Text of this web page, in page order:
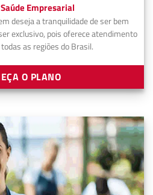
Empresarial
deseja a tranquilidade de ser bem
exclusivo, pois oferece atendimento
as regiões do Brasil.
O PLANO